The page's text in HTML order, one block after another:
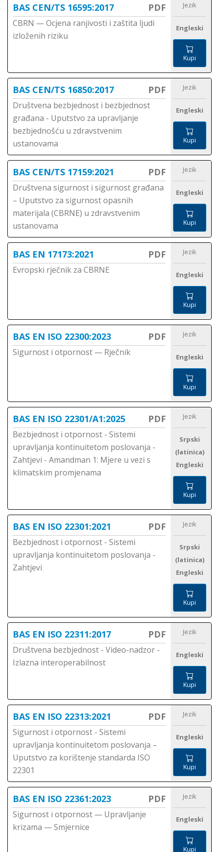
BAS CEN/TS 16595:2017 PDF
CBRN — Ocjena ranjivosti i zaštita ljudi
izloženih riziku
Jezik
Engleski
Kupi
BAS CEN/TS 16850:2017 PDF
Društvena bezbjednost i bezbjednost
građana - Uputstvo za upravljanje
bezbjednošću u zdravstvenim
ustanovama
Jezik
Engleski
Kupi
BAS CEN/TS 17159:2021 PDF
Društvena sigurnost i sigurnost građana
– Uputstvo za sigurnost opasnih
materijala (CBRNE) u zdravstvenim
ustanovama
Jezik
Engleski
Kupi
BAS EN 17173:2021 PDF
Evropski rječnik za CBRNE
Jezik
Engleski
Kupi
BAS EN ISO 22300:2023 PDF
Sigurnost i otpornost — Rječnik
Jezik
Engleski
Kupi
BAS EN ISO 22301/A1:2025 PDF
Bezbjednost i otpornost - Sistemi
upravljanja kontinuitetom poslovanja -
Zahtjevi - Amandman 1: Mjere u vezi s
klimatskim promjenama
Jezik
Srpski
(latinica)
Engleski
Kupi
BAS EN ISO 22301:2021 PDF
Bezbjednost i otpornost - Sistemi
upravljanja kontinuitetom poslovanja -
Zahtjevi
Jezik
Srpski
(latinica)
Engleski
Kupi
BAS EN ISO 22311:2017 PDF
Društvena bezbjednost - Video-nadzor -
Izlazna interoperabilnost
Jezik
Engleski
Kupi
BAS EN ISO 22313:2021 PDF
Sigurnost i otpornost - Sistemi
upravljanja kontinuitetom poslovanja –
Uputstvo za korištenje standarda ISO
22301
Jezik
Engleski
Kupi
BAS EN ISO 22361:2023 PDF
Sigurnost i otpornost — Upravljanje
krizama — Smjernice
Jezik
Engleski
Kupi